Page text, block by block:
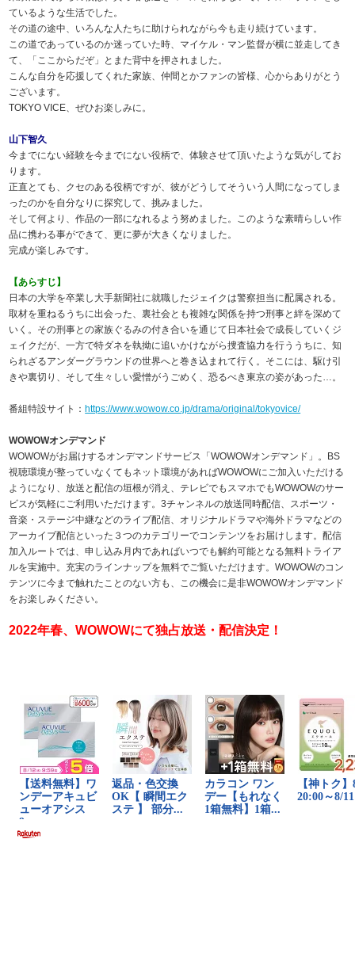
ているような生活でした。
その道の途中、いろんな人たちに助けられながら今も走り続けています。
この道であっているのか迷っていた時、マイケル・マン監督が横に並走してき
て、「ここからだぞ」とまた背中を押されました。
こんな自分を応援してくれた家族、仲間とかファンの皆様、心からありがとう
ございます。
TOKYO VICE、ぜひお楽しみに。
山下智久
今までにない経験を今までにない役柄で、体験させて頂いたような気がしてお
ります。
正直とても、クセのある役柄ですが、彼がどうしてそういう人間になってしま
ったのかを自分なりに探究して、挑みました。
そして何より、作品の一部になれるよう努めました。このような素晴らしい作
品に携わる事ができて、更に夢が大きくなりました。
完成が楽しみです。
【あらすじ】
日本の大学を卒業し大手新聞社に就職したジェイクは警察担当に配属される。
取材を重ねるうちに出会った、裏社会とも複雑な関係を持つ刑事と絆を深めて
いく。その刑事との家族ぐるみの付き合いを通じて日本社会で成長していくジ
ェイクだが、一方で特ダネを執拗に追いかけながら捜査協力を行ううちに、知
られざるアンダーグラウンドの世界へと巻き込まれて行く。そこには、駆け引
きや裏切り、そして生々しい愛憎がうごめく、恐るべき東京の姿があった…。
番組特設サイト：https://www.wowow.co.jp/drama/original/tokyovice/
WOWOWオンデマンド
WOWOWがお届けするオンデマンドサービス「WOWOWオンデマンド」。BS
視聴環境が整っていなくてもネット環境があればWOWOWにご加入いただける
ようになり、放送と配信の垣根が消え、テレビでもスマホでもWOWOWのサー
ビスが気軽にご利⽤いただけます。3チャンネルの放送同時配信、スポーツ・
音楽・ステージ中継などのライブ配信、オリジナルドラマや海外ドラマなどの
アーカイブ配信といった３つのカテゴリーでコンテンツをお届けします。配信
加入ルートでは、申し込み⽉内であればいつでも解約可能となる無料トライア
ルを実施中。充実のラインナップを無料でご覧いただけます。WOWOWのコン
テンツに今まで触れたことのない⽅も、この機会に是非WOWOWオンデマンド
をお楽しみください。
2022年春、WOWOWにて独占放送・配信決定！